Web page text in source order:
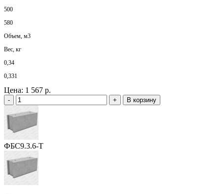
500
580
Объем, м3
Вес, кг
0,34
0,331
Цена: 1 567 р.
- + В корзину
ФБС9.3.6-Т